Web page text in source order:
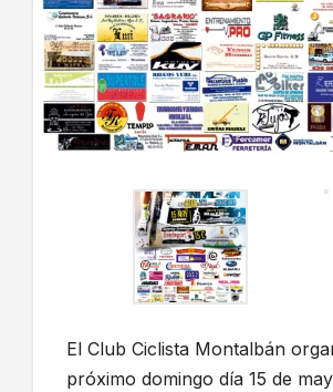
El Club Ciclista Montalbán
próximo domingo día 15 de